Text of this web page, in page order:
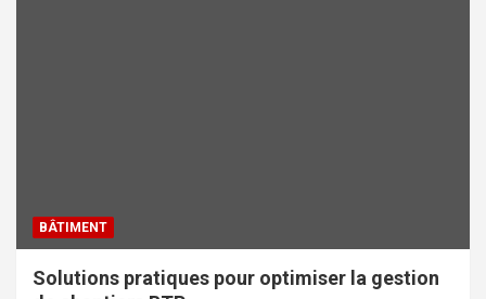
BÂTIMENT
Solutions pratiques pour optimiser la gestion